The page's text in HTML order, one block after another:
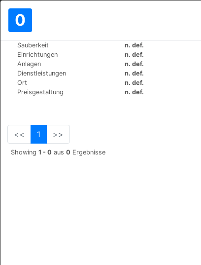
0
Sauberkeit
n. def.
Einrichtungen
n. def.
Anlagen
n. def.
Dienstleistungen
n. def.
Ort
n. def.
Preisgestaltung
n. def.
<< 1 >>
Showing 1 - 0 aus 0 Ergebnisse
Weltweit Cruz-de-Tejeda
Hotel Rural El Refugio
Calle Cruz de Tejeda S/N, 35328